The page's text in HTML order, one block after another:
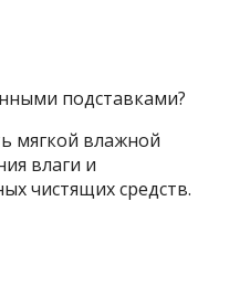
подставками?
мягкой влажной
влаги и
чистящих средств.